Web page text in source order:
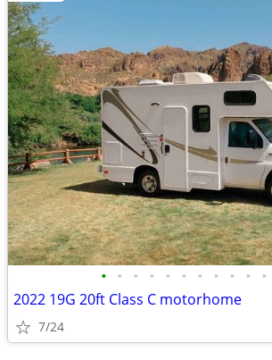
• • • • • • • • • • •
2022 19G 20ft Class C motorhome
7/24